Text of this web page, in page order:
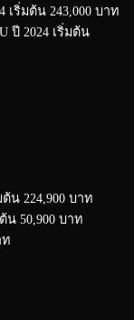
เริ่มต้น 243,000 บาท
ปี 2024 เริ่มต้น
ต้น 224,900 บาท
น 50,900 บาท
ท